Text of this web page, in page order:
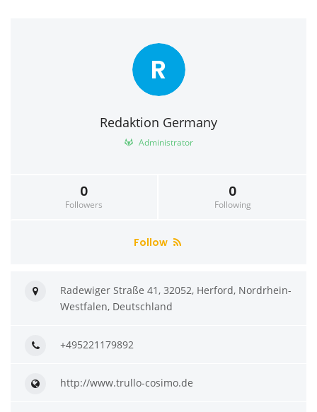
R
Redaktion Germany
Administrator
0
Followers
0
Following
Follow
Radewiger Straße 41, 32052, Herford, Nordrhein-
Westfalen, Deutschland
+495221179892
http://www.trullo-cosimo.de